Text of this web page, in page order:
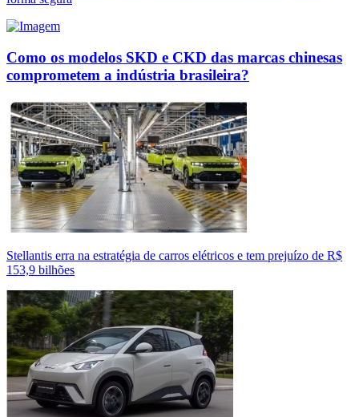
Como os modelos SKD e CKD das marcas chinesas
comprometem a indústria brasileira?
Stellantis erra na estratégia de carros elétricos e tem prejuízo de R$
153,9 bilhões